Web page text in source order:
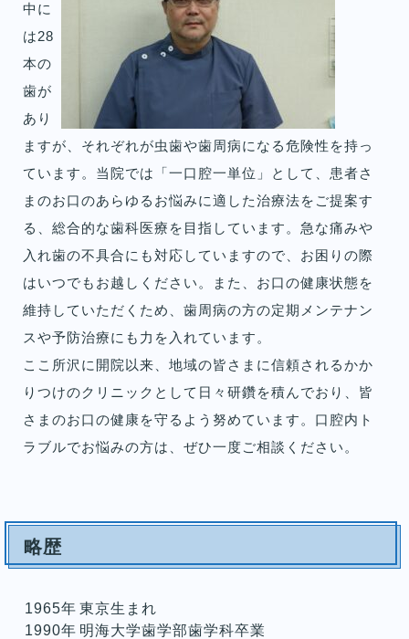
中に
は28
本の
歯が
あり
ますが、それぞれが虫歯や歯周病になる危険性を持っ
ています。当院では「一口腔一単位」として、患者さ
まのお口のあらゆるお悩みに適した治療法をご提案す
る、総合的な歯科医療を目指しています。急な痛みや
入れ歯の不具合にも対応していますので、お困りの際
はいつでもお越しください。また、お口の健康状態を
維持していただくため、歯周病の方の定期メンテナン
スや予防治療にも力を入れています。
ここ所沢に開院以来、地域の皆さまに信頼されるかか
りつけのクリニックとして日々研鑽を積んでおり、皆
さまのお口の健康を守るよう努めています。口腔内ト
ラブルでお悩みの方は、ぜひ一度ご相談ください。
略歴
1965年 東京生まれ
1990年 明海大学歯学部歯学科卒業